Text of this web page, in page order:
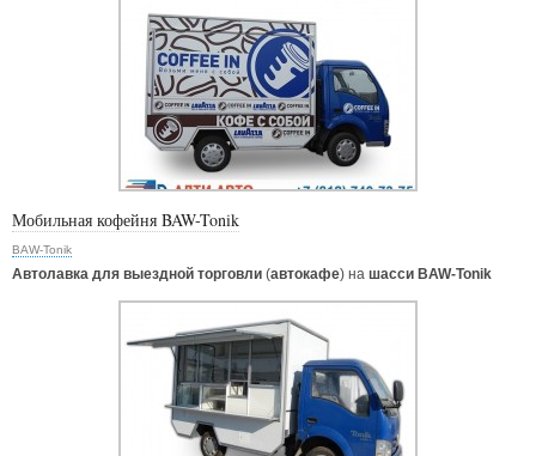
Мобильная кофейня BAW-Tonik
BAW-Tonik
Автолавка для выездной торговли (автокафе) на шасси BAW-Tonik